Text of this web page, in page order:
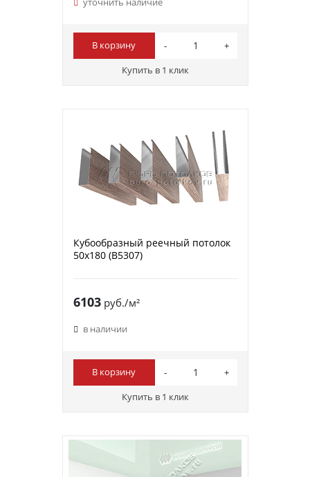
В корзину
Купить в 1 клик
Кубообразный реечный потолок
50х180 (B5307)
6103руб./м²
в наличии
В корзину
Купить в 1 клик